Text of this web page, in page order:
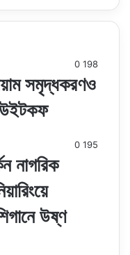
0 198
সমৃদ্ধকরণও
উইটকফ
0 195
নাগরিক
উষ্ণ